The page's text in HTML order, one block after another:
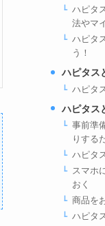
ハピタ
法やマ
ハピタ
う！
ハピタス
ハピタ
ハピタス
事前準
りする
ハピタ
スマホ
おく
商品を
ハピタ